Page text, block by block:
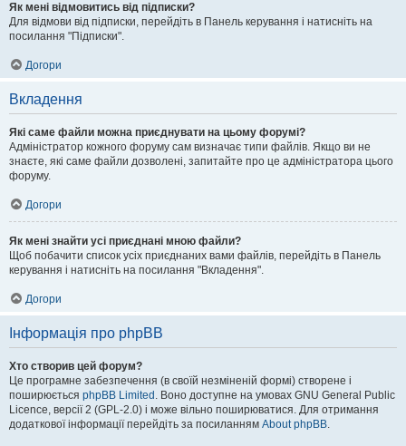
Як мені відмовитись від підписки?
Для відмови від підписки, перейдіть в Панель керування і натисніть на
посилання "Підписки".
Догори
Вкладення
Які саме файли можна приєднувати на цьому форумі?
Адміністратор кожного форуму сам визначає типи файлів. Якщо ви не
знаєте, які саме файли дозволені, запитайте про це адміністратора цього
форуму.
Догори
Як мені знайти усі приєднані мною файли?
Щоб побачити список усіх приєднаних вами файлів, перейдіть в Панель
керування і натисніть на посилання "Вкладення".
Догори
Інформація про phpBB
Хто створив цей форум?
Це програмне забезпечення (в своїй незміненій формі) створене і
поширюється phpBB Limited . Воно доступне на умовах GNU General Public
Licence, версії 2 (GPL-2.0) і може вільно поширюватися. Для отримання
додаткової інформації перейдіть за посиланням About phpBB.